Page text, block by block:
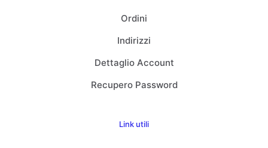
Ordini
Indirizzi
Dettaglio Account
Recupero Password
Link utili